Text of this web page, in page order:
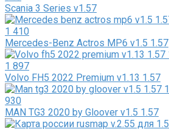
Scania 3 Series v1.57
1 410
Mercedes-Benz Actros MP6 v1.5 1.57
1 897
Volvo FH5 2022 Premium v1.13 1.57
930
MAN TG3 2020 by Gloover v1.5 1.57